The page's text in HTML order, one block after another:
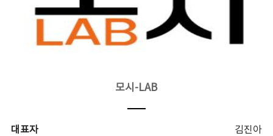
모시-LAB
대표자
김진아